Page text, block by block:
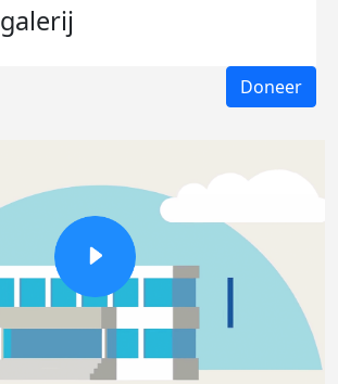
galerij
Doneer